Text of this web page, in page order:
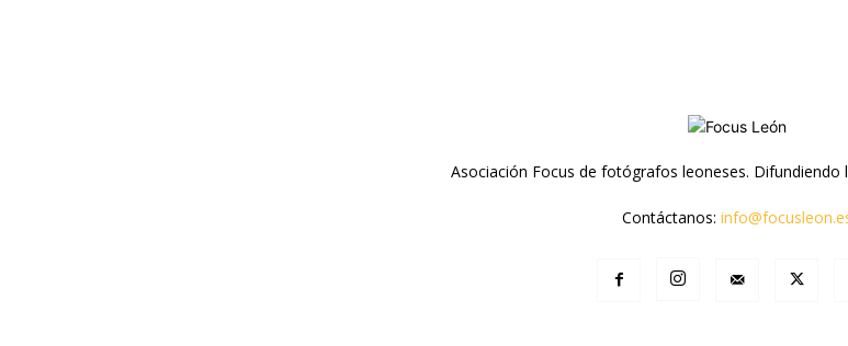
Asociación Focus de fotógrafos leoneses. Difundiendo
Contáctanos: